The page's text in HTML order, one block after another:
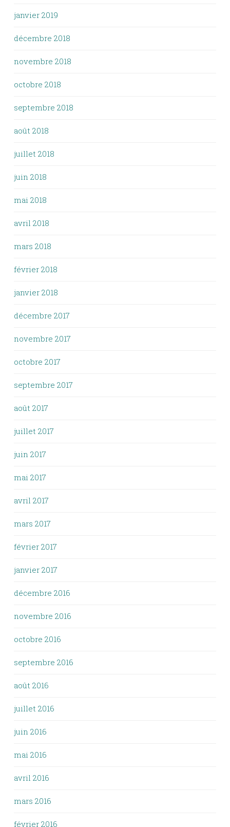
janvier 2019
décembre 2018
novembre 2018
octobre 2018
septembre 2018
août 2018
juillet 2018
juin 2018
mai 2018
avril 2018
mars 2018
février 2018
janvier 2018
décembre 2017
novembre 2017
octobre 2017
septembre 2017
août 2017
juillet 2017
juin 2017
mai 2017
avril 2017
mars 2017
février 2017
janvier 2017
décembre 2016
novembre 2016
octobre 2016
septembre 2016
août 2016
juillet 2016
juin 2016
mai 2016
avril 2016
mars 2016
février 2016